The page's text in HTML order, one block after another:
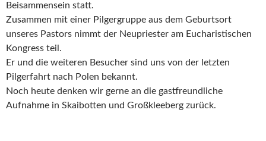
Beisammensein statt.
Zusammen mit einer Pilgergruppe aus dem Geburtsort
unseres Pastors nimmt der Neupriester am Eucharistischen
Kongress teil.
Er und die weiteren Besucher sind uns von der letzten
Pilgerfahrt nach Polen bekannt.
Noch heute denken wir gerne an die gastfreundliche
Aufnahme in Skaibotten und Großkleeberg zurück.